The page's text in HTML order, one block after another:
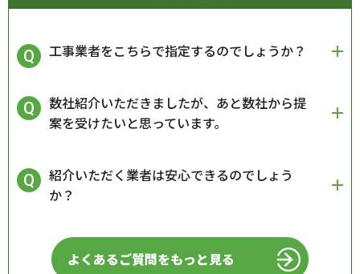
工事業者をこちらで指定するのでしょうか？
数社紹介いただきましたが、あと数社から提
案を受けたいと思っています。
紹介いただく業者は安心できるのでしょう
か？
よくあるご質問をもっと見る